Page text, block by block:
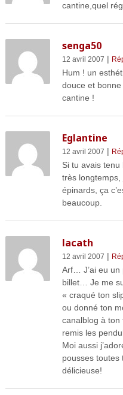
cantine,quel
senga50
12 avril 2007 |
Hum ! un
douce et
cantine !
Eglantine
12 avril 2007 |
Si tu avais tenu
très longtemps,
épinards, ça
beaucoup.
lacath
12 avril 2007 |
Arf… J’ai eu un
billet… Je me
« craqué ton
ou donné ton
canalblog à ton
remis les
Moi aussi
pousses
délicieuse!